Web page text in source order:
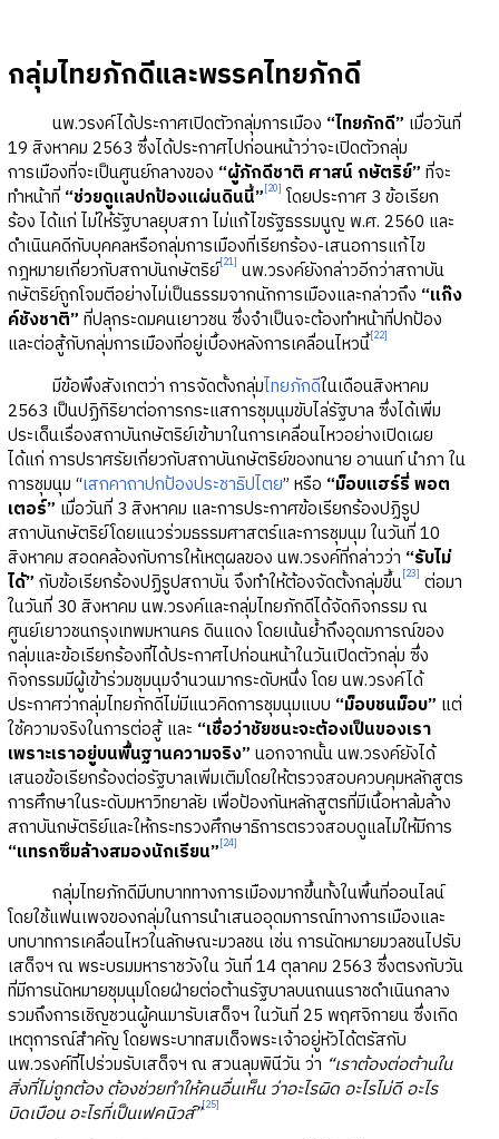
กลุ่มไทยภักดีและพรรคไทยภักดี
นพ.วรงค์ได้ประกาศเปิดตัวกลุ่มการเมือง “ไทยภักดี” เมื่อวันที่
19 สิงหาคม 2563 ซึ่งได้ประกาศไปก่อนหน้าว่าจะเปิดตัวกลุ่ม
การเมืองที่จะเป็นศูนย์กลางของ “ผู้ภักดีชาติ ศาสน์ กษัตริย์” ที่จะ
ทำหน้าที่ “ช่วยดูแลปกป้องแผ่นดินนี้”[20] โดยประกาศ 3 ข้อเรียก
ร้อง ได้แก่ ไม่ให้รัฐบาลยุบสภา ไม่แก้ไขรัฐธรรมนูญ พ.ศ. 2560 และ
ดำเนินคดีกับบุคคลหรือกลุ่มการเมืองที่เรียกร้อง-เสนอการแก้ไข
กฎหมายเกี่ยวกับสถาบันกษัตริย์[21] นพ.วรงค์ยังกล่าวอีกว่าสถาบัน
กษัตริย์ถูกโจมตีอย่างไม่เป็นธรรมจากนักการเมืองและกล่าวถึง “แก๊ง
ค์ชังชาติ” ที่ปลุกระดมคนเยาวชน ซึ่งจำเป็นจะต้องทำหน้าที่ปกป้อง
และต่อสู้กับกลุ่มการเมืองที่อยู่เบื้องหลังการเคลื่อนไหวนี้[22]
มีข้อพึงสังเกตว่า การจัดตั้งกลุ่มไทยภักดีในเดือนสิงหาคม
2563 เป็นปฏิกิริยาต่อการกระแสการชุมนุมขับไล่รัฐบาล ซึ่งได้เพิ่ม
ประเด็นเรื่องสถาบันกษัตริย์เข้ามาในการเคลื่อนไหวอย่างเปิดเผย
ได้แก่ การปราศรัยเกี่ยวกับสถาบันกษัตริย์ของทนาย อานนท์ นำภา ใน
การชุมนุม “เสกคาถาปกป้องประชาธิปไตย” หรือ “ม็อบแฮร์รี่ พอต
เตอร์” เมื่อวันที่ 3 สิงหาคม และการประกาศข้อเรียกร้องปฏิรูป
สถาบันกษัตริย์โดยแนวร่วมธรรมศาสตร์และการชุมนุม ในวันที่ 10
สิงหาคม สอดคล้องกับการให้เหตุผลของ นพ.วรงค์ที่กล่าวว่า “รับไม่
ได้” กับข้อเรียกร้องปฏิรูปสถาบัน จึงทำให้ต้องจัดตั้งกลุ่มขึ้น[23] ต่อมา
ในวันที่ 30 สิงหาคม นพ.วรงค์และกลุ่มไทยภักดีได้จัดกิจกรรม ณ
ศูนย์เยาวชนกรุงเทพมหานคร ดินแดง โดยเน้นย้ำถึงอุดมการณ์ของ
กลุ่มและข้อเรียกร้องที่ได้ประกาศไปก่อนหน้าในวันเปิดตัวกลุ่ม ซึ่ง
กิจกรรมมีผู้เข้าร่วมชุมนุมจำนวนมากระดับหนึ่ง โดย นพ.วรงค์ได้
ประกาศว่ากลุ่มไทยภักดีไม่มีแนวคิดการชุมนุมแบบ “ม็อบชนม็อบ” แต่
ใช้ความจริงในการต่อสู้ และ “เชื่อว่าชัยชนะจะต้องเป็นของเรา
เพราะเราอยู่บนพื้นฐานความจริง” นอกจากนั้น นพ.วรงค์ยังได้
เสนอข้อเรียกร้องต่อรัฐบาลเพิ่มเติมโดยให้ตรวจสอบควบคุมหลักสูตร
การศึกษาในระดับมหาวิทยาลัย เพื่อป้องกันหลักสูตรที่มีเนื้อหาล้มล้าง
สถาบันกษัตริย์และให้กระทรวงศึกษาธิการตรวจสอบดูแลไม่ให้มีการ
“แทรกซึมล้างสมองนักเรียน”[24]
กลุ่มไทยภักดีมีบทบาททางการเมืองมากขึ้นทั้งในพื้นที่ออนไลน์
โดยใช้แฟนเพจของกลุ่มในการนำเสนออุดมการณ์ทางการเมืองและ
บทบาทการเคลื่อนไหวในลักษณะมวลชน เช่น การนัดหมายมวลชนไปรับ
เสด็จฯ ณ พระบรมมหาราชวังใน วันที่ 14 ตุลาคม 2563 ซึ่งตรงกับวัน
ที่มีการนัดหมายชุมนุมโดยฝ่ายต่อต้านรัฐบาลบนถนนราชดำเนินกลาง
รวมถึงการเชิญชวนผู้คนมารับเสด็จฯ ในวันที่ 25 พฤศจิกายน ซึ่งเกิด
เหตุการณ์สำคัญ โดยพระบาทสมเด็จพระเจ้าอยู่หัวได้ตรัสกับ
นพ.วรงค์ที่ไปร่วมรับเสด็จฯ ณ สวนลุมพินีวัน ว่า “เราต้องต่อต้านใน
สิ่งที่ไม่ถูกต้อง ต้องช่วยทำให้คนอื่นเห็น ว่าอะไรผิด อะไรไม่ดี อะไร
บิดเบือน อะไรที่เป็นเฟคนิวส์”[25]